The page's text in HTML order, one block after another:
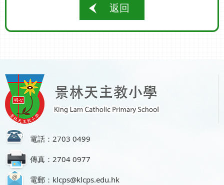
返回
電話：2703 0499
傳真：2704 0977
電郵：klcps@klcps.edu.hk